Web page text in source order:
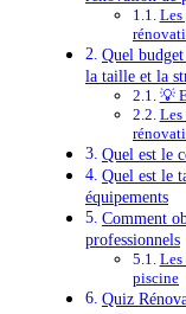
Quel
la taille et la
💡
Quel est le
Quel est le
équipements
Comment
professionnels
Les
piscine
Quiz